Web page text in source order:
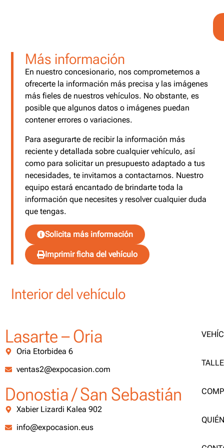
Más información
En nuestro concesionario, nos comprometemos a
ofrecerte la información más precisa y las imágenes
más fieles de nuestros vehículos. No obstante, es
posible que algunos datos o imágenes puedan
contener errores o variaciones.
Para asegurarte de recibir la información más
reciente y detallada sobre cualquier vehículo, así
como para solicitar un presupuesto adaptado a tus
necesidades, te invitamos a contactarnos. Nuestro
equipo estará encantado de brindarte toda la
información que necesites y resolver cualquier duda
que tengas.
Solicita más información
Imprimir ficha del vehículo
Interior del vehículo
Lasarte – Oria
Oria Etorbidea 6
ventas2@expocasion.com
Donostia / San Sebastián
Xabier Lizardi Kalea 902
info@expocasion.eus